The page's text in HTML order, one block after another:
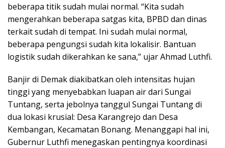
beberapa titik sudah mulai normal. “Kita sudah
mengerahkan beberapa satgas kita, BPBD dan dinas
terkait sudah di tempat. Ini sudah mulai normal,
beberapa pengungsi sudah kita lokalisir. Bantuan
logistik sudah dikerahkan ke sana,” ujar Ahmad Luthfi.
Banjir di Demak diakibatkan oleh intensitas hujan
tinggi yang menyebabkan luapan air dari Sungai
Tuntang, serta jebolnya tanggul Sungai Tuntang di
dua lokasi krusial: Desa Karangrejo dan Desa
Kembangan, Kecamatan Bonang. Menanggapi hal ini,
Gubernur Luthfi menegaskan pentingnya koordinasi